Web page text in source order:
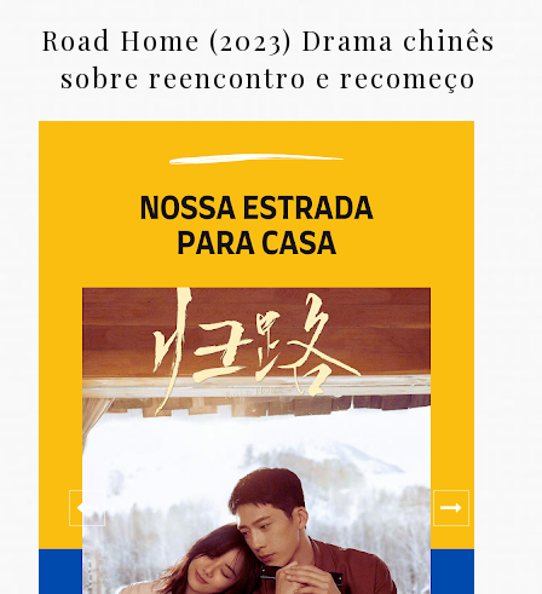
Road Home (2023) Drama chinês
sobre reencontro e recomeço